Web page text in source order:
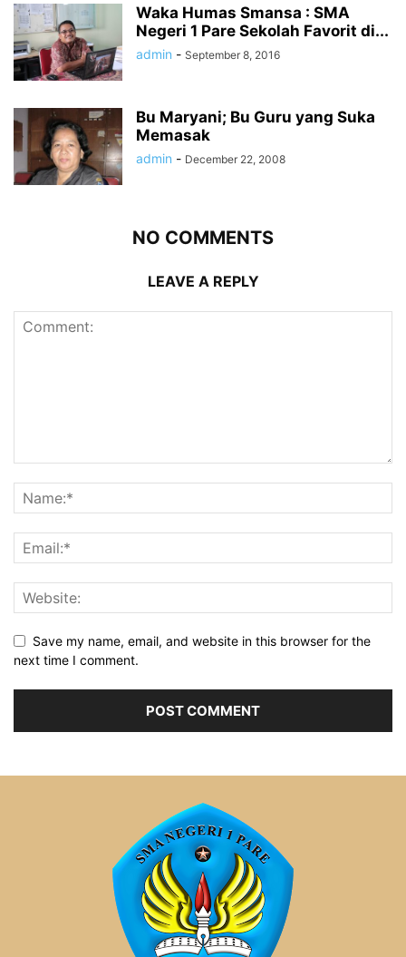
Waka Humas Smansa : SMA
Negeri 1 Pare Sekolah Favorit di...
admin - September 8, 2016
Bu Maryani; Bu Guru yang Suka
Memasak
admin - December 22, 2008
NO COMMENTS
LEAVE A REPLY
Save my name, email, and website in this browser for the
next time I comment.